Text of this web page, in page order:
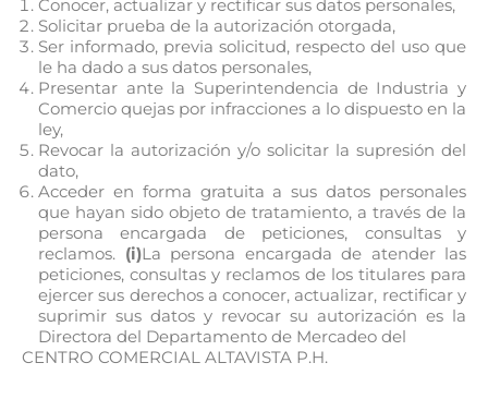
Conocer, actualizar y rectificar sus datos personales,
Solicitar prueba de la autorización otorgada,
Ser informado, previa solicitud, respecto del uso que
le ha dado a sus datos personales,
Presentar ante la Superintendencia de Industria y
Comercio quejas por infracciones a lo dispuesto en la
ley,
Revocar la autorización y/o solicitar la supresión del
dato,
Acceder en forma gratuita a sus datos personales
que hayan sido objeto de tratamiento, a través de la
persona encargada de peticiones, consultas y
reclamos. (i)La persona encargada de atender las
peticiones, consultas y reclamos de los titulares para
ejercer sus derechos a conocer, actualizar, rectificar y
suprimir sus datos y revocar su autorización es la
Directora del Departamento de Mercadeo del
CENTRO COMERCIAL ALTAVISTA P.H.